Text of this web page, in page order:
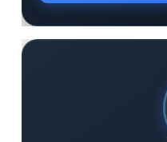
경험하고자 하는 사용자에